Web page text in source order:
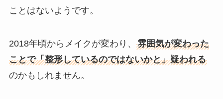
ことはないようです。
2018年頃からメイクが変わり、 雰囲気が変わった
ことで「整形しているのではないかと」疑われる
のかもしれません。